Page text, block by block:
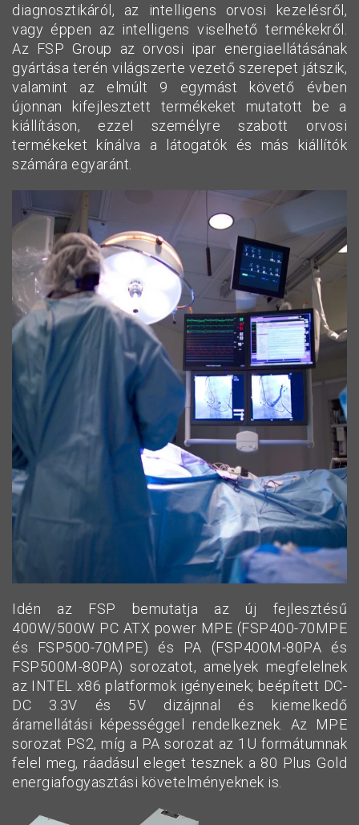
diagnosztikáról, az intelligens orvosi kezelésről,
vagy éppen az intelligens viselhető termékekről.
Az FSP Group az orvosi ipar energiaellátásának
gyártása terén világszerte vezető szerepet játszik,
valamint az elmúlt 9 egymást követő évben
újonnan kifejlesztett termékeket mutatott be a
kiállításon, ezzel személyre szabott orvosi
termékeket kínálva a látogatók és más kiállítók
számára egyaránt.
Idén az FSP bemutatja az új fejlesztésű
400W/500W PC ATX power MPE (FSP400-70MPE
és FSP500-70MPE) és PA (FSP400M-80PA és
FSP500M-80PA) sorozatot, amelyek megfelelnek
az INTEL x86 platformok igényeinek; beépített DC-
DC 3.3V és 5V dizájnnal és kiemelkedő
áramellátási képességgel rendelkeznek. Az MPE
sorozat PS2, míg a PA sorozat az 1U formátumnak
felel meg, ráadásul eleget tesznek a 80 Plus Gold
energiafogyasztási követelményeknek is.